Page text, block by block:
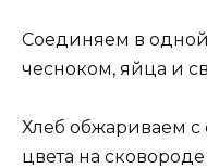
Соединяем в одной
чесноком, яйца и
Хлеб обжариваем с
цвета на